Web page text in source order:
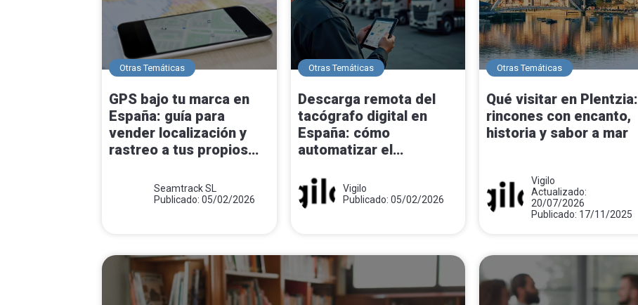
Otras Temáticas
GPS bajo tu marca en
España: guía para
vender localización y
rastreo a tus propios
Seamtrack SL
Publicado: 05/02/2026
Otras Temáticas
Descarga remota del
tacógrafo digital en
España: cómo
automatizar el
sanciones
Vigilo
Publicado: 05/02/2026
Otras Temáticas
Qué visitar en Plentzia:
rincones con encanto,
historia y sabor a mar
Vigilo
Actualizado:
20/07/2026
Publicado: 17/11/2025